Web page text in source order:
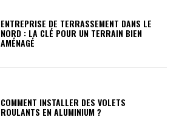
ENTREPRISE DE TERRASSEMENT DANS LE
NORD : LA CLÉ POUR UN TERRAIN BIEN
AMÉNAGÉ
COMMENT INSTALLER DES VOLETS
ROULANTS EN ALUMINIUM ?